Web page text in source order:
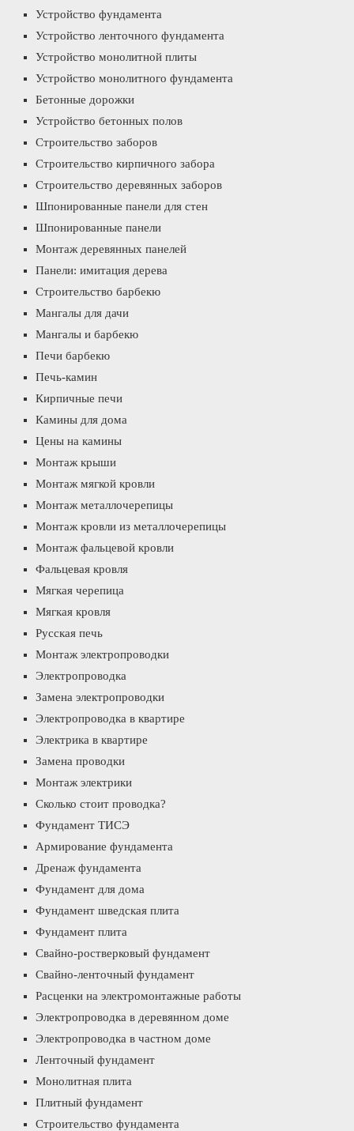
Устройство фундамента
Устройство ленточного фундамента
Устройство монолитной плиты
Устройство монолитного фундамента
Бетонные дорожки
Устройство бетонных полов
Строительство заборов
Строительство кирпичного забора
Строительство деревянных заборов
Шпонированные панели для стен
Шпонированные панели
Монтаж деревянных панелей
Панели: имитация дерева
Строительство барбекю
Мангалы для дачи
Мангалы и барбекю
Печи барбекю
Печь-камин
Кирпичные печи
Камины для дома
Цены на камины
Монтаж крыши
Монтаж мягкой кровли
Монтаж металлочерепицы
Монтаж кровли из металлочерепицы
Монтаж фальцевой кровли
Фальцевая кровля
Мягкая черепица
Мягкая кровля
Русская печь
Монтаж электропроводки
Электропроводка
Замена электропроводки
Электропроводка в квартире
Электрика в квартире
Замена проводки
Монтаж электрики
Сколько стоит проводка?
Фундамент ТИСЭ
Армирование фундамента
Дренаж фундамента
Фундамент для дома
Фундамент шведская плита
Фундамент плита
Свайно-ростверковый фундамент
Свайно-ленточный фундамент
Расценки на электромонтажные работы
Электропроводка в деревянном доме
Электропроводка в частном доме
Ленточный фундамент
Монолитная плита
Плитный фундамент
Строительство фундамента